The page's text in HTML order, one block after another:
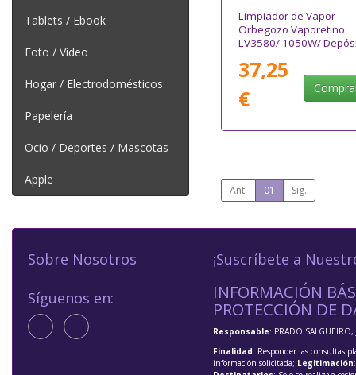
Tablets / Ebook
Foto / Video
Hogar / Electrodomésticos
Papelería
Ocio / Deportes / Mascotas
Apple
Limpiador de Vapor
Orbegozo Vaporetino
LV3580/ 1050W/
37,25
€
Ant. 01 Sig.
Sobre Nosotros
Síguenos en:
¡Suscríbete a
INFORMACIÓN
PROTECCIÓN DE
Responsable: PRADO SALGUEIRO,
Finalidad: Responder las consultas
información solicitada; Legitimación